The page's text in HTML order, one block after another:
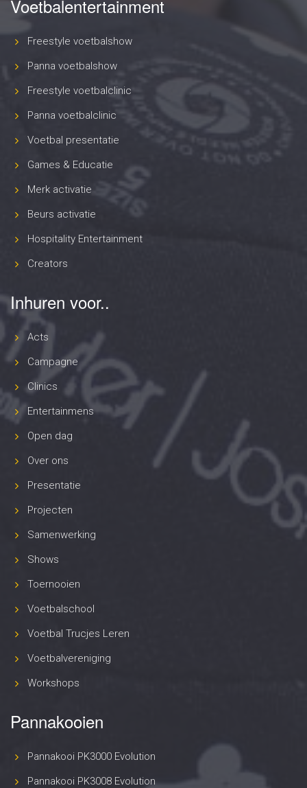
Voetbalentertainment
Freestyle voetbalshow
Panna voetbalshow
Freestyle voetbalclinic
Panna voetbalclinic
Voetbal presentatie
Games & Educatie
Merk activatie
Beurs activatie
Hospitality Entertainment
Creators
Inhuren voor..
Acts
Campagne
Clinics
Entertainmens
Open dag
Over ons
Presentatie
Projecten
Samenwerking
Shows
Toernooien
Voetbalschool
Voetbal Trucjes Leren
Voetbalvereniging
Workshops
Pannakooien
Pannakooi PK3000 Evolution
Pannakooi PK3008 Evolution